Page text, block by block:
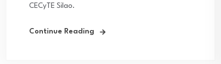
CECyTE Silao.
Continue Reading